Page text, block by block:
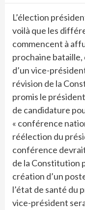
L’élection
voilà que les
commencent à
prochaine
d’un vice-
révision de la
promis le
de candidature
« conférence
réélection du
conférence
de la Constitution
création d’un
l’état de santé du
vice-président